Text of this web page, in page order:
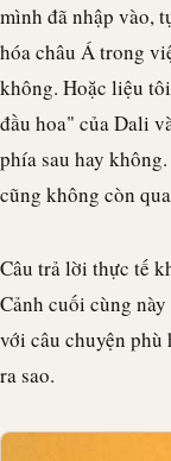
mình đã nhập vào,
hóa châu Á trong
không. Hoặc liệu
đầu hoa" của Dali
phía sau hay
cũng không còn
Câu trả lời thực tế
Cảnh cuối cùng
với câu chuyện phù
ra sao.